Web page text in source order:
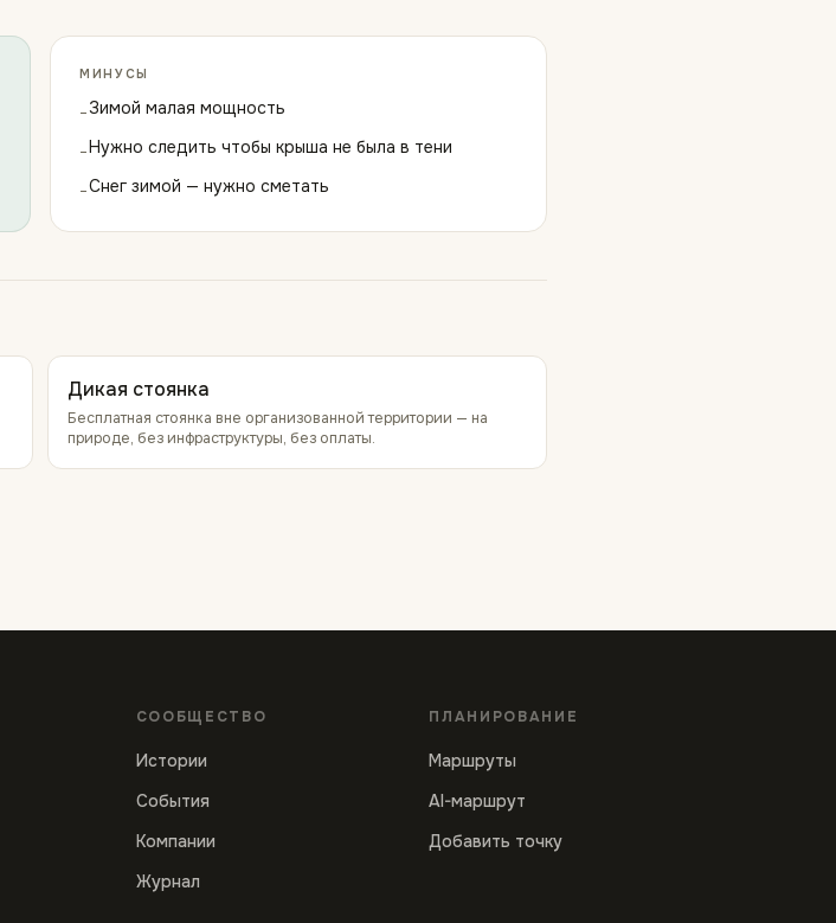
МИНУСЫ
−Зимой малая мощность
−Нужно следить чтобы крыша не была в тени
−Снег зимой — нужно сметать
Дикая стоянка
Бесплатная стоянка вне организованной территории — на
природе, без инфраструктуры, без оплаты.
СООБЩЕСТВО
Истории
События
Компании
Журнал
ПЛАНИРОВАНИЕ
Маршруты
AI-маршрут
Добавить точку